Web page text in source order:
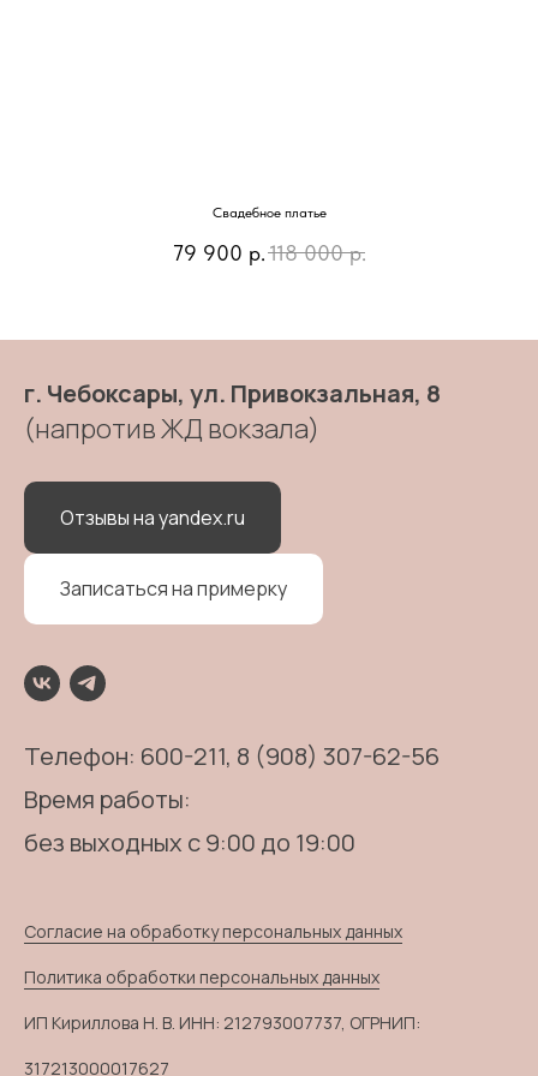
Свадебное платье
79 900 р.118 000 р.
г. Чебоксары, ул. Привокзальная, 8
(напротив ЖД вокзала)
Отзывы на yandex.ru
Записаться на примерку
Телефон: 600-211, 8 (908) 307-62-56
Время работы:
без выходных с 9:00 до 19:00
Согласие на обработку персональных данных
Политика обработки персональных данных
ИП Кириллова Н. В. ИНН: 212793007737, ОГРНИП:
317213000017627